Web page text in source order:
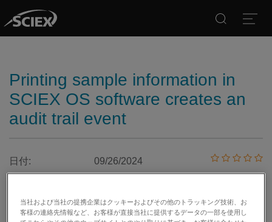
Printing sample information in
SCIEX OS software creates an
audit trail event
日付:
09/26/2024
当社および当社の提携企業はクッキーおよびその他のトラッキング技術、お
客様の連絡先情報など、お客様が直接当社に提供するデータの一部を使用し